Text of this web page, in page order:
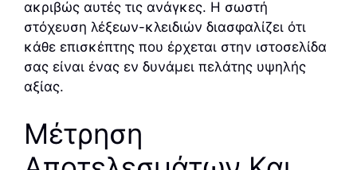
ακριβώς αυτές τις ανάγκες. Η σωστή
στόχευση λέξεων-κλειδιών διασφαλίζει ότι
κάθε επισκέπτης που έρχεται στην ιστοσελίδα
σας είναι ένας εν δυνάμει πελάτης υψηλής
αξίας.
Μέτρηση